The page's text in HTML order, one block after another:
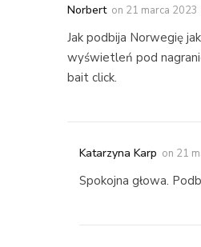
Norbert on 21 marca
Jak podbija Norwegię
wyświetleń pod
bait click.
Katarzyna Karp on 21
Spokojna głowa.